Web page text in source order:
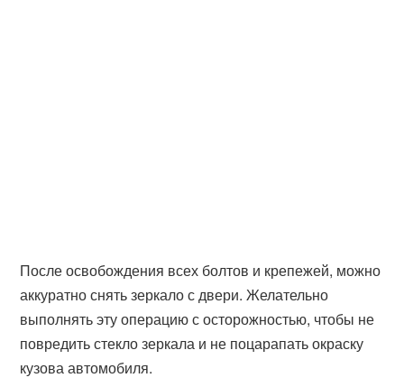
После освобождения всех болтов и крепежей, можно
аккуратно снять зеркало с двери. Желательно
выполнять эту операцию с осторожностью, чтобы не
повредить стекло зеркала и не поцарапать окраску
кузова автомобиля.